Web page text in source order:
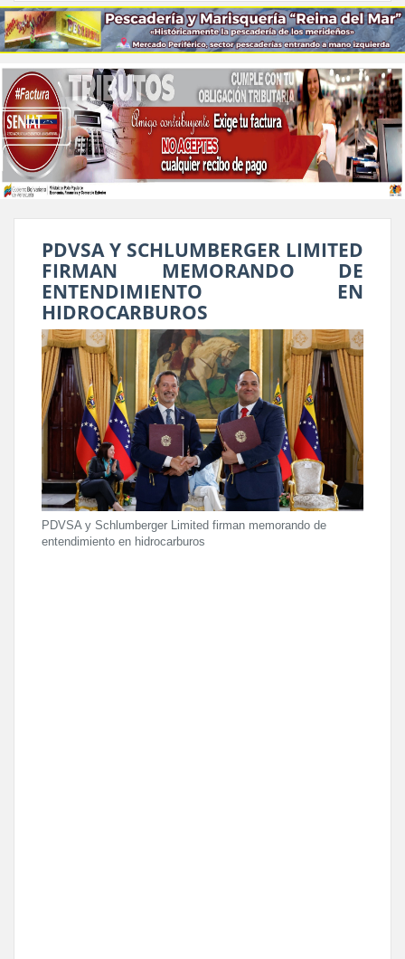
PDVSA Y SCHLUMBERGER LIMITED
FIRMAN MEMORANDO DE
ENTENDIMIENTO EN
HIDROCARBUROS
PDVSA y Schlumberger Limited firman memorando de
entendimiento en hidrocarburos